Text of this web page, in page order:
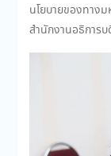
นโยบายของทาง
สำนักงานอธิการ